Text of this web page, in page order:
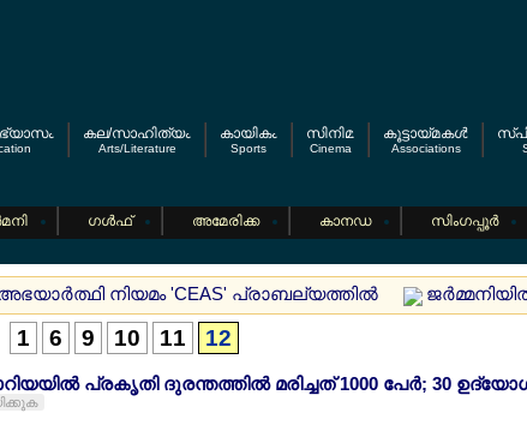
കല/സാഹിത്യം
Arts/Literature
കായികം
Sports
സിനിമ
Cinema
കൂട്ടായ്മകള്‍
Associations
ഗള്‍ഫ് അമേരിക്ക കാനഡ
സിംഗപ്പൂര്‍
നിയമം 'CEAS' പ്രാബല്യത്തില്‍
1 6 9 10 11 12
പ്രകൃതി ദുരന്തത്തില്‍ മരിച്ചത് 1000 പേര്‍; 30